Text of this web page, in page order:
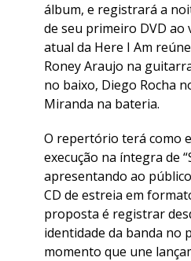
álbum, e registrará a
de seu primeiro DVD ao
atual da Here I Am
Roney Araujo na
no baixo, Diego Rocha
Miranda na bateria.
O repertório terá como
execução na íntegra de
apresentando ao
CD de estreia em
proposta é registrar
identidade da banda no
momento que une